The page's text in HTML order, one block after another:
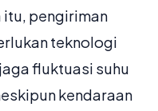
itu, pengiriman
teknologi
fluktuasi suhu
kendaraan